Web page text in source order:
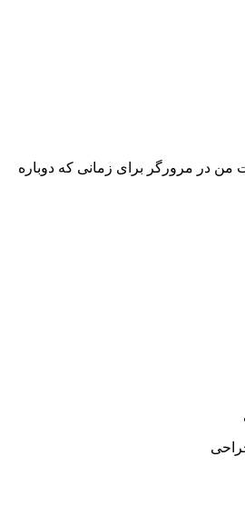
من در مرورگر برای زمانی که دوباره